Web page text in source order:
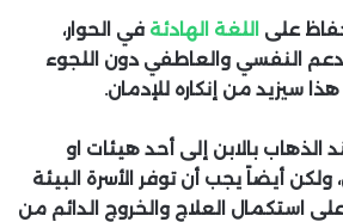
على اللغة الهادئة في الحوار،
النفسي والعاطفي دون اللجوء
هذا سيزيد من إنكاره للإدمان.
الذهاب بالابن إلى أحد هيئات او
أيضاً يجب أن توفر الأسرة البيئة
استكمال العلاج والخروج الدائم من